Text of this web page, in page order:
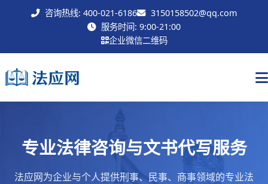
咨询热线: 400-021-6186
3150158502@qq.com
服务时间: 9:00-21:00
企业微信二维码
专业法律咨询与文书代写服务
法应网为企业与个人提供刑事、民事、商事领域的专业法